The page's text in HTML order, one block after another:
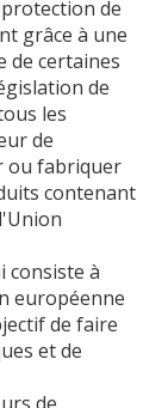
de
grâce à une
de certaines
de
les
de
ou fabriquer
contenant
consiste à
européenne
de faire
et de